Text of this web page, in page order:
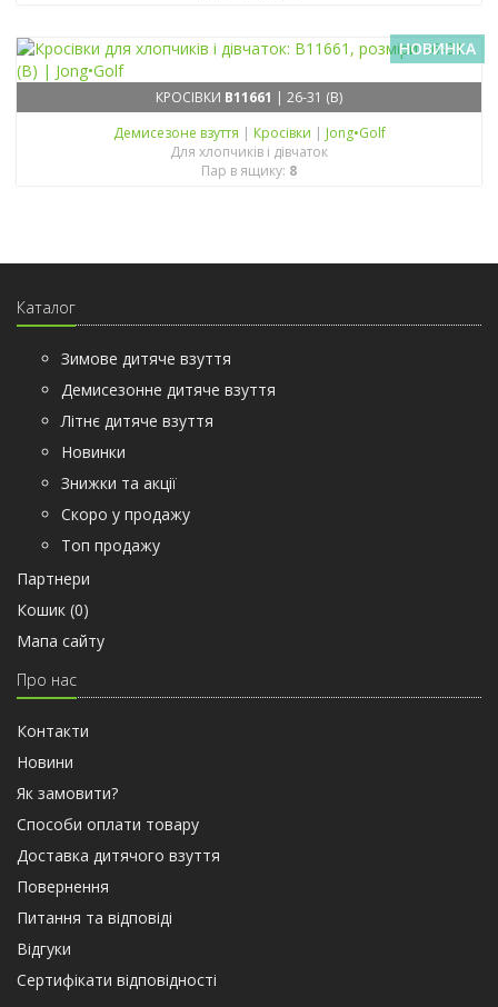
НОВИНКА
КРОСІВКИ B11661 | 26-31 (B)
Демисезонe взуття | Кросівки | Jong•Golf
Для хлопчиків і дівчаток
Пар в ящику: 8
Каталог
Зимове дитяче взуття
Демисезонне дитяче взуття
Літнє дитяче взуття
Новинки
Знижки та акції
Скоро у продажу
Топ продажу
Партнери
Кошик (0)
Мапа сайту
Про нас
Контакти
Новини
Як замовити?
Способи оплати товару
Доставка дитячого взуття
Повернення
Питання та відповіді
Відгуки
Сертифiкати вiдповiдностi